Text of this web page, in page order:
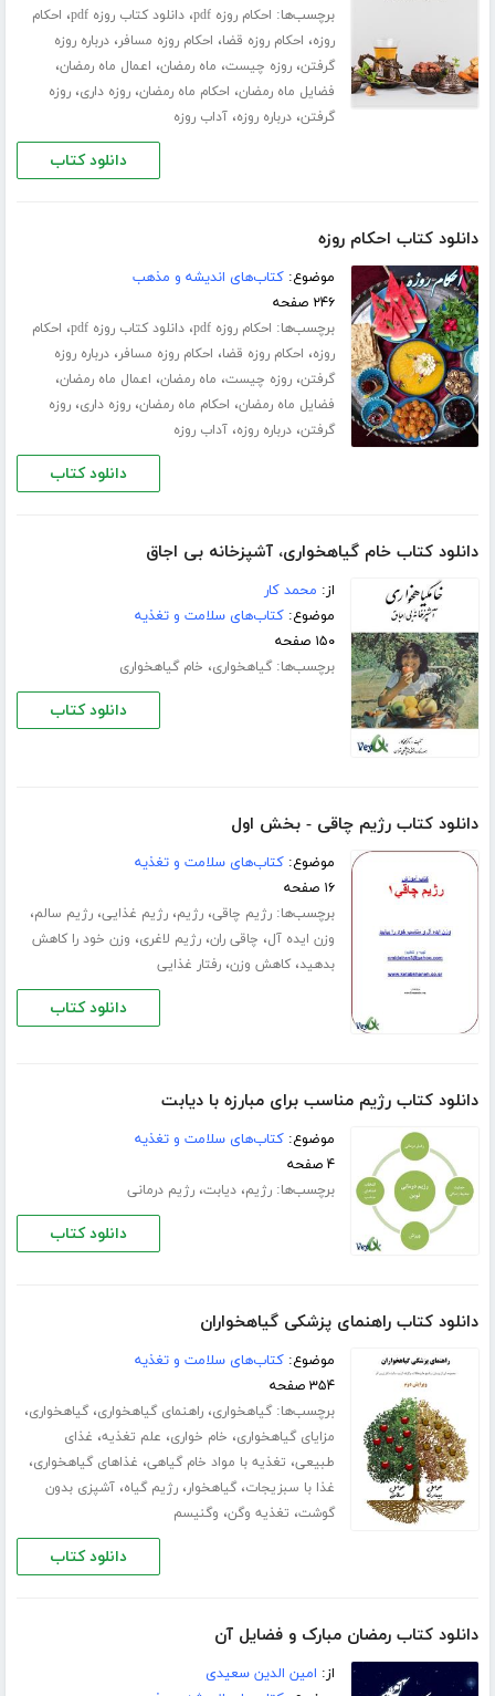
برچسب‌ها: احکام روزه pdf ،دانلود کتاب روزه pdf ، احکام
روزه، احکام روزه قضا، احکام روزه مسافر،درباره روزه
گرفتن،روزه چیست، ماه رمضان، اعمال ماه رمضان،
فضایل ماه رمضان، احکام ماه رمضان،روزه داری،روزه
گرفتن،درباره روزه،آداب روزه
دانلود کتاب
دانلود کتاب احکام روزه
موضوع:کتاب‌های اندیشه و مذهب
۲۴۶ صفحه
برچسب‌ها: احکام روزه pdf ،دانلود کتاب روزه pdf ، احکام
روزه، احکام روزه قضا، احکام روزه مسافر،درباره روزه
گرفتن،روزه چیست، ماه رمضان، اعمال ماه رمضان،
فضایل ماه رمضان، احکام ماه رمضان،روزه داری،روزه
گرفتن،درباره روزه،آداب روزه
دانلود کتاب
دانلود کتاب خام گیاهخواری، آشپزخانه بی اجاق
از: محمد کار
موضوع:کتاب‌های سلامت و تغذیه
۱۵۰ صفحه
برچسب‌ها:گیاهخواری، خام گیاهخواری
دانلود کتاب
دانلود کتاب رژیم چاقی - بخش اول
موضوع:کتاب‌های سلامت و تغذیه
۱۶ صفحه
برچسب‌ها:رژیم چاقی،رژیم،رژیم غذایی،رژیم سالم،
وزن ایده آل، چاقی ران،رژیم لاغری، وزن خود را کاهش
بدهید،کاهش وزن،رفتار غذایی
دانلود کتاب
دانلود کتاب رژیم مناسب برای مبارزه با دیابت
موضوع:کتاب‌های سلامت و تغذیه
۴ صفحه
برچسب‌ها:رژیم،دیابت،رژیم درمانی
دانلود کتاب
دانلود کتاب راهنمای پزشکی گیاهخواران
موضوع:کتاب‌های سلامت و تغذیه
۳۵۴ صفحه
برچسب‌ها:گیاهخواری،راهنمای گیاهخواری،گیاهخواری،
مزایای گیاهخواری، خام خواری، علم تغذیه، غذای
طبیعی، تغذیه با مواد خام گیاهی، غذاهای گیاهخواری،
غذا با سبزیجات،گیاهخوار،رژیم گیاه،آشپزی بدون
گوشت، تغذیه وگن، وگنیسم
دانلود کتاب
دانلود کتاب رمضان مبارک و فضایل آن
از: امین الدین سعیدی